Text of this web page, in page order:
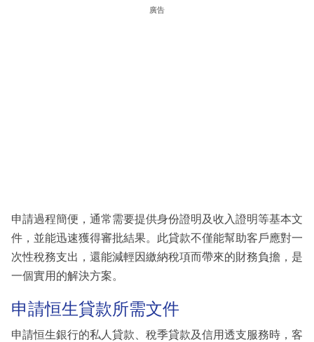
廣告
申請過程簡便，通常需要提供身份證明及收入證明等基本文
件，並能迅速獲得審批結果。此貸款不僅能幫助客戶應對一
次性稅務支出，還能減輕因繳納稅項而帶來的財務負擔，是
一個實用的解決方案。
申請恒生貸款所需文件
申請恒生銀行的私人貸款、稅季貸款及信用透支服務時，客